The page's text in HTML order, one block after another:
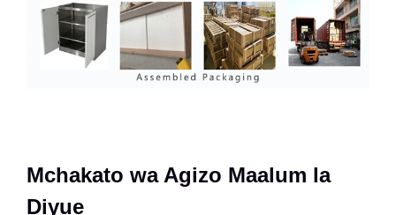
Mchakato wa Agizo Maalum la
Diyue